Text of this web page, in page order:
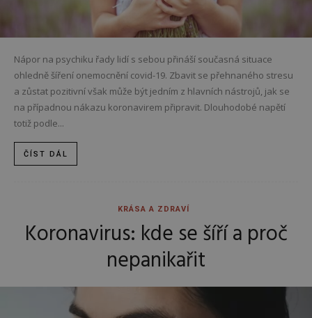
Nápor na psychiku řady lidí s sebou přináší současná situace
ohledně šíření onemocnění covid-19. Zbavit se přehnaného stresu
a zůstat pozitivní však může být jedním z hlavních nástrojů, jak se
na případnou nákazu koronavirem připravit. Dlouhodobé napětí
totiž podle...
ČÍST DÁL
KRÁSA A ZDRAVÍ
Koronavirus: kde se šíří a proč
nepanikařit